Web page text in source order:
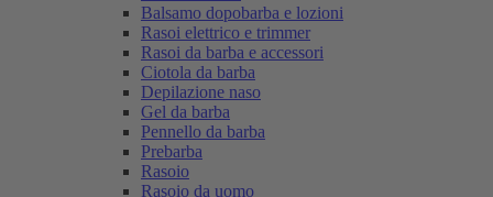
Balsamo dopobarba e lozioni
Rasoi elettrico e trimmer
Rasoi da barba e accessori
Ciotola da barba
Depilazione naso
Gel da barba
Pennello da barba
Prebarba
Rasoio
Rasoio da uomo